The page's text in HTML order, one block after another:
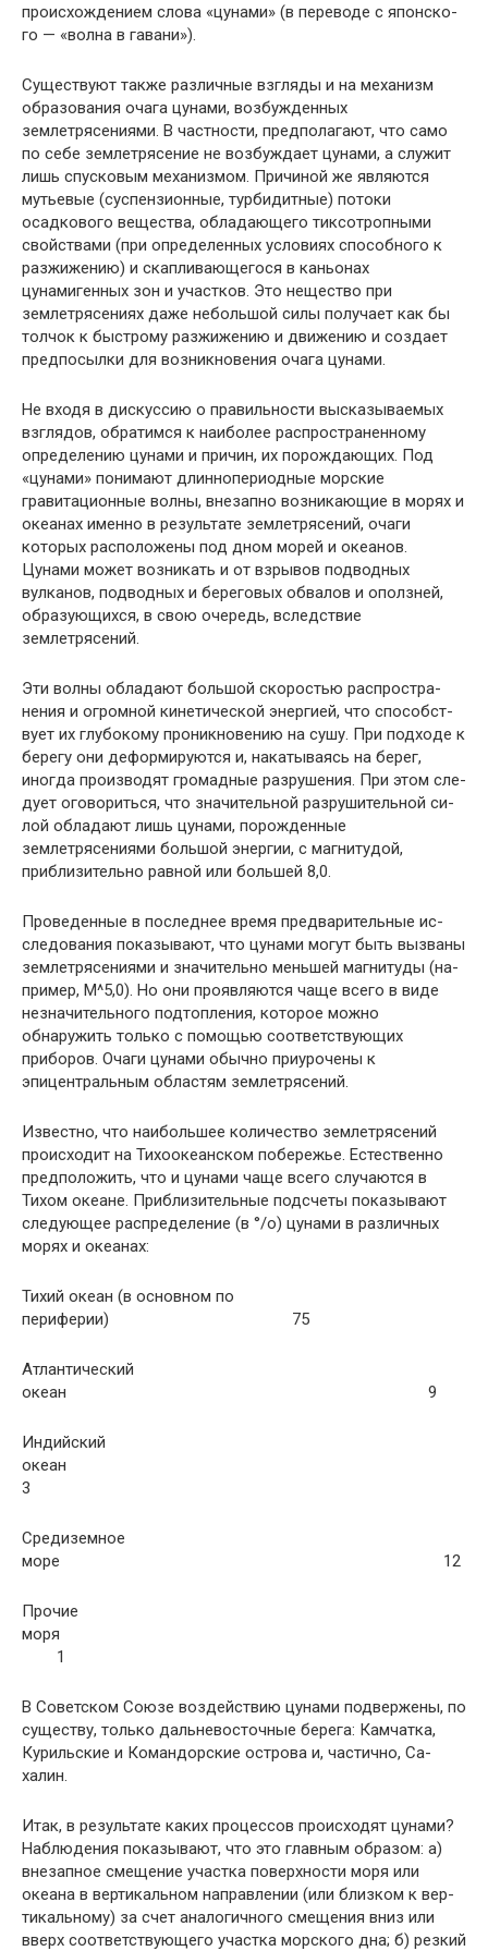
происхождением слова «цунами» (в переводе с японско­
го — «волна в гавани»).
Существуют также различные взгляды и на механизм
образования очага цунами, возбужденных
землетрясения­ми. В частности, предполагают, что само
по себе земле­трясение не возбуждает цунами, а служит
лишь спуско­вым механизмом. Причиной же являются
мутьевые (су­спензионные, турбидитные) потоки
осадкового вещества, обладающего тиксотропными
свойствами (при определен­ных условиях способного к
разжижению) и скапливаю­щегося в каньонах
цунамигенных зон и участков. Это нещество при
землетрясениях даже небольшой силы по­лучает как бы
толчок к быстрому разжижению и движе­нию и создает
предпосылки для возникновения очага цунами.
Не входя в дискуссию о правильности высказываемых
взглядов, обратимся к наиболее распространенному
опре­делению цунами и причин, их порождающих. Под
«цу­нами» понимают длиннопериодные морские
гравитацион­ные волны, внезапно возникающие в морях и
океанах именно в результате землетрясений, очаги
которых распо­ложены под дном морей и океанов.
Цунами может воз­никать и от взрывов подводных
вулканов, подводных и береговых обвалов и оползней,
образующихся, в свою очередь, вследствие
землетрясений.
Эти волны обладают большой скоростью распростра­
нения и огромной кинетической энергией, что способст­
вует их глубокому проникновению на сушу. При подхо­де к
берегу они деформируются и, накатываясь на берег,
иногда производят громадные разрушения. При этом сле­
дует оговориться, что значительной разрушительной си­
лой обладают лишь цунами, порожденные
землетрясения­ми большой энергии, с магнитудой,
приблизительно рав­ной или большей 8,0.
Проведенные в последнее время предварительные ис­
следования показывают, что цунами могут быть вызваны
землетрясениями и значительно меньшей магнитуды (на­
пример, М^5,0). Но они проявляются чаще всего в виде
незначительного подтопления, которое можно
обнаружить только с помощью соответствующих
приборов. Очаги цунами обычно приурочены к
эпицентральным областям землетрясений.
Известно, что наибольшее количество землетрясений
происходит на Тихоокеанском побережье. Естественно
предположить, что и цунами чаще всего случаются в
Тихом океане. Приблизительные подсчеты показывают
следующее распределение (в °/о) цунами в различных
морях и океанах:
Тихий океан (в основном по
периферии) 75
Атлантический
океан 9
Индийский
океан
3
Средиземное
море 12
Прочие
моря
1
В Советском Союзе воздействию цунами подвержены, по
существу, только дальневосточные берега: Камчатка,
Курильские и Командорские острова и, частично, Са­
халин.
Итак, в результате каких процессов происходят цу­нами?
Наблюдения показывают, что это главным образом: а)
внезапное смещение участка поверхности моря или
океана в вертикальном направлении (или близком к вер­
тикальному) за счет аналогичного смещения вниз или
вверх соответствующего участка морского дна; б) резкий